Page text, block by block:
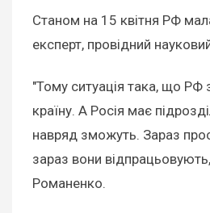
Станом на 15 квітня РФ
експерт, провідний
"Тому ситуація така, що РФ
країну. А Росія має
навряд зможуть. Зараз
зараз вони
Романенко.